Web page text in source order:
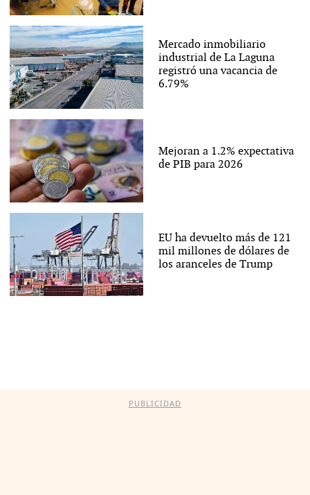
Mercado inmobiliario
industrial de La Laguna
registró una vacancia de
6.79%
Mejoran a 1.2% expectativa
de PIB para 2026
EU ha devuelto más de 121
mil millones de dólares de
los aranceles de Trump
PUBLICIDAD